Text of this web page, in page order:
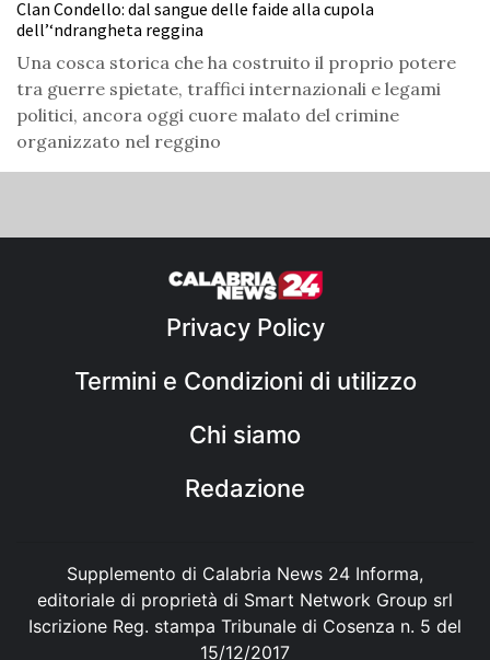
Clan Condello: dal sangue delle faide alla cupola
dell’‘ndrangheta reggina
Una cosca storica che ha costruito il proprio potere
tra guerre spietate, traffici internazionali e legami
politici, ancora oggi cuore malato del crimine
organizzato nel reggino
Privacy Policy
Termini e Condizioni di utilizzo
Chi siamo
Redazione
Supplemento di Calabria News 24 Informa,
editoriale di proprietà di Smart Network Group srl
Iscrizione Reg. stampa Tribunale di Cosenza n. 5 del
15/12/2017